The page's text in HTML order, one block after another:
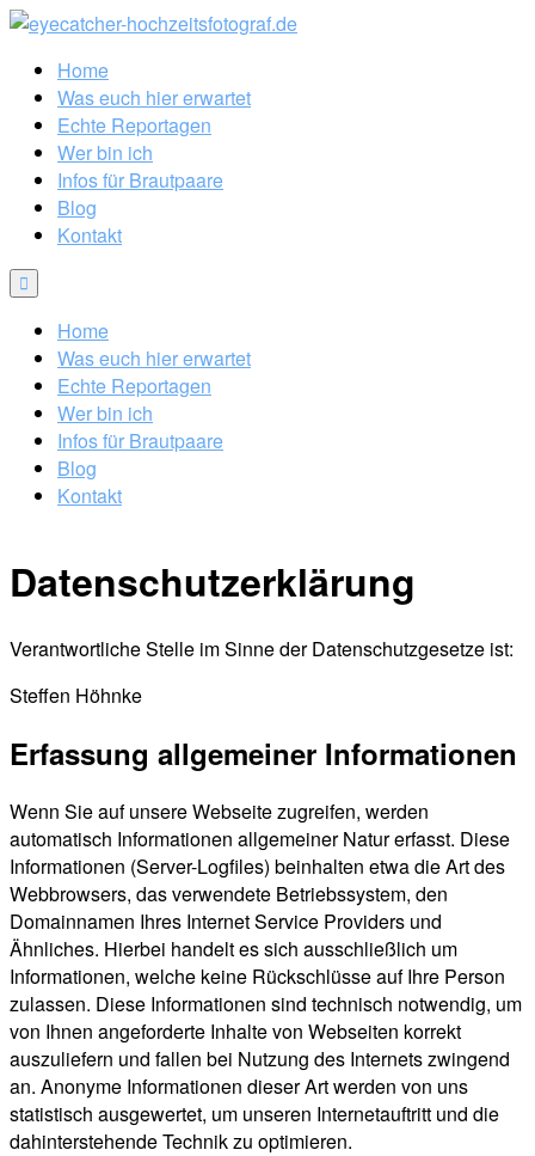
Home
Was euch hier erwartet
Echte Reportagen
Wer bin ich
Infos für Brautpaare
Blog
Kontakt
Home
Was euch hier erwartet
Echte Reportagen
Wer bin ich
Infos für Brautpaare
Blog
Kontakt
Datenschutzerklärung
Verantwortliche Stelle im Sinne der Datenschutzgesetze ist:
Steffen Höhnke
Erfassung allgemeiner Informationen
Wenn Sie auf unsere Webseite zugreifen, werden
automatisch Informationen allgemeiner Natur erfasst. Diese
Informationen (Server-Logfiles) beinhalten etwa die Art des
Webbrowsers, das verwendete Betriebssystem, den
Domainnamen Ihres Internet Service Providers und
Ähnliches. Hierbei handelt es sich ausschließlich um
Informationen, welche keine Rückschlüsse auf Ihre Person
zulassen. Diese Informationen sind technisch notwendig, um
von Ihnen angeforderte Inhalte von Webseiten korrekt
auszuliefern und fallen bei Nutzung des Internets zwingend
an. Anonyme Informationen dieser Art werden von uns
statistisch ausgewertet, um unseren Internetauftritt und die
dahinterstehende Technik zu optimieren.